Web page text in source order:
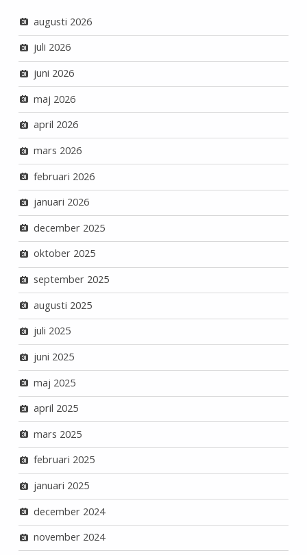
augusti 2026
juli 2026
juni 2026
maj 2026
april 2026
mars 2026
februari 2026
januari 2026
december 2025
oktober 2025
september 2025
augusti 2025
juli 2025
juni 2025
maj 2025
april 2025
mars 2025
februari 2025
januari 2025
december 2024
november 2024